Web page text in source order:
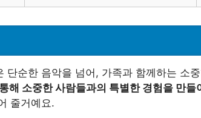
단순한 음악을 넘어, 가족과 함께하는 소
해 소중한 사람들과의 특별한 경험을 만들
줄거예요.